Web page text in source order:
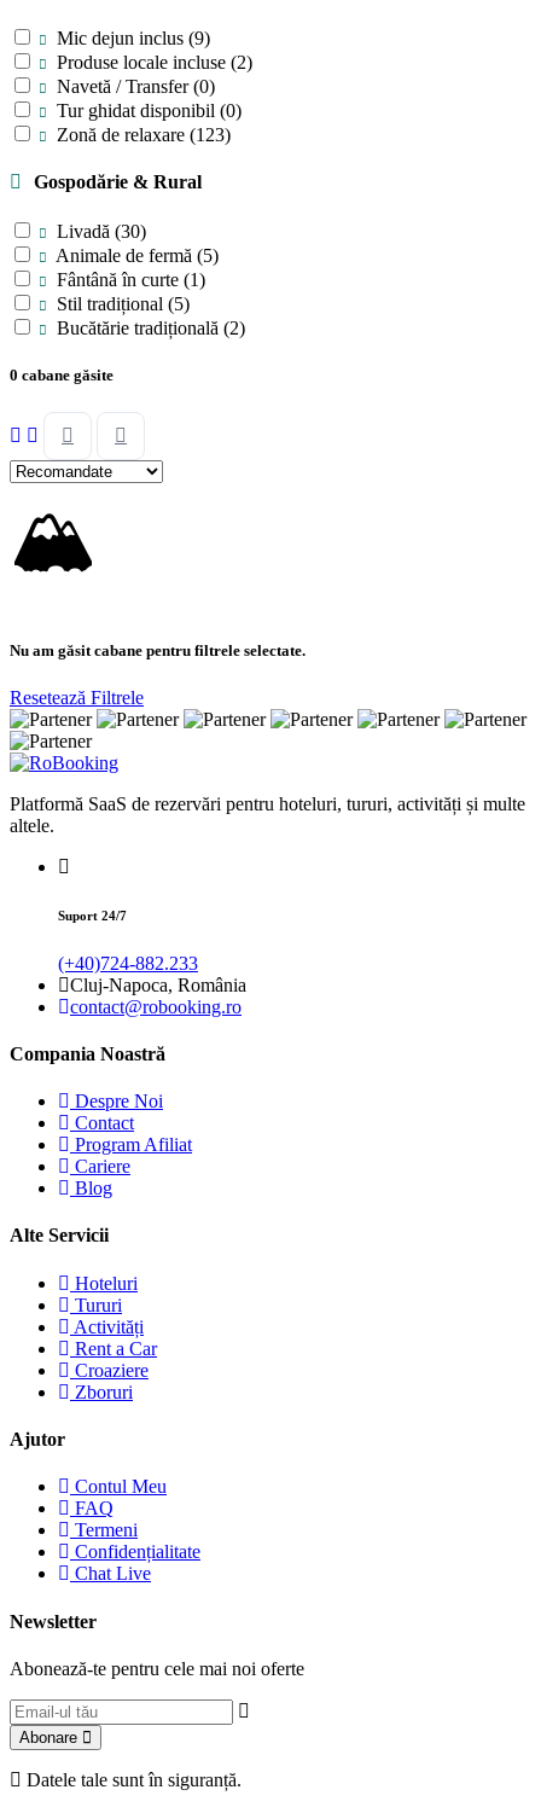
Mic dejun inclus (9)
Produse locale incluse (2)
Navetă / Transfer(0)
Tur ghidat disponibil (0)
Zonă de relaxare (123)
Gospodărie & Rural
Livadă (30)
Animale de fermă (5)
Fântână în curte (1)
Stil tradițional (5)
Bucătărie tradițională (2)
0 cabane găsite
🏔
Nu am găsit cabane pentru filtrele selectate.
Resetează Filtrele
Platformă SaaS de rezervări pentru hoteluri, tururi, activități și multe
altele.
Suport 24/7
(+40)724-882.233
Cluj-Napoca, România
contact@robooking.ro
Compania Noastră
Despre Noi
Contact
Program Afiliat
Cariere
Blog
Alte Servicii
Hoteluri
Tururi
Activități
Rent a Car
Croaziere
Zboruri
Ajutor
Contul Meu
FAQ
Termeni
Confidențialitate
Chat Live
Newsletter
Abonează-te pentru cele mai noi oferte
Abonare
Datele tale sunt în siguranță.